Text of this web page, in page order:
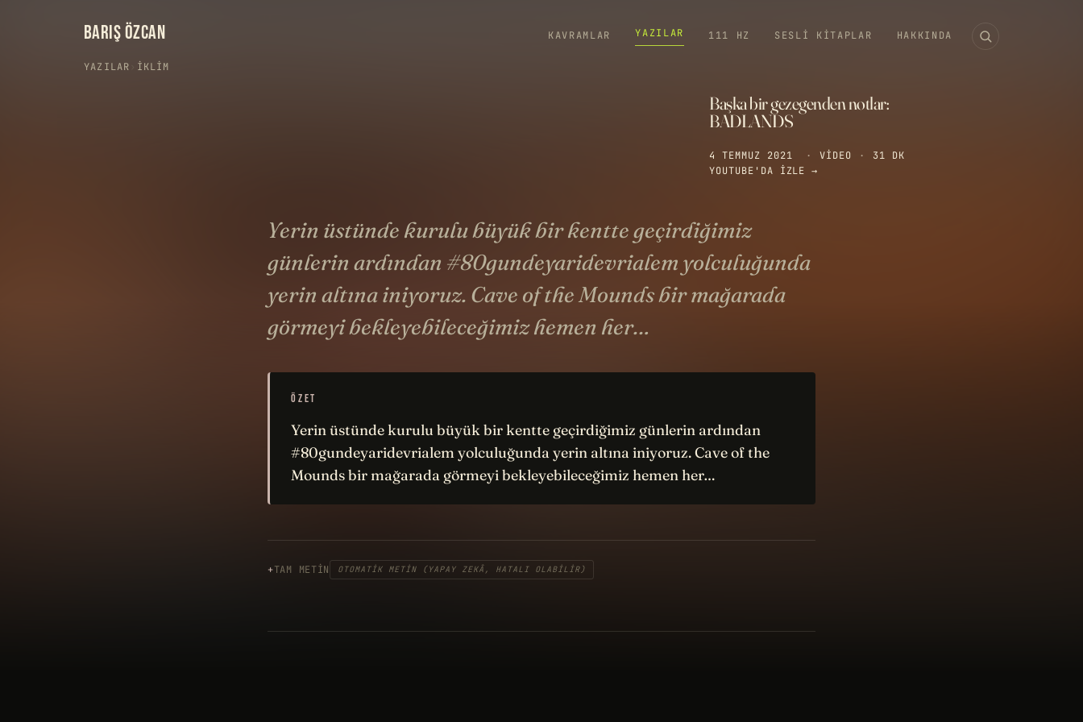
BARIŞ ÖZCAN KAVRAMLAR YAZILAR 111 HZ SESLI KITAPLAR HAKKINDA
YAZILAR İKLIM
Başka bir gezegenden notlar:
BADLANDS
4 TEMMUZ 2021 · VIDEO ·
31 DK
YOUTUBE'DA IZLE →
Yerin üstünde kurulu büyük bir kentte geçirdiğimiz
günlerin ardından #80gundeyaridevrialem yolculuğunda
yerin altına iniyoruz. Cave of the Mounds bir mağarada
görmeyi bekleyebileceğimiz hemen her…
ÖZET
Yerin üstünde kurulu büyük bir kentte geçirdiğimiz günlerin ardından
#80gundeyaridevrialem yolculuğunda yerin altına iniyoruz. Cave of the
Mounds bir mağarada görmeyi bekleyebileceğimiz hemen her…
TAM METIN OTOMATIK METIN (YAPAY ZEKÂ, HATALI OLABILIR)